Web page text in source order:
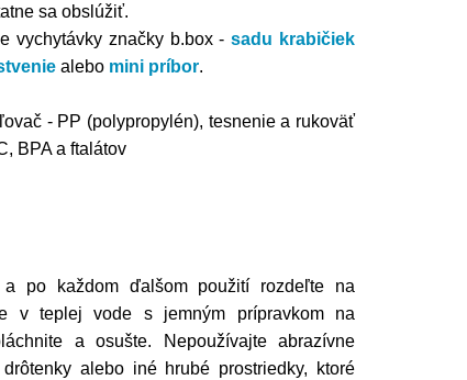
sa obslúžiť.
vychytávky značky b.box -sadu krabičiek
alebo mini príbor.
- PP (polypropylén), tesnenie a rukoväť
BPA a ftalátov
po každom ďalšom použití rozdeľte na
v teplej vode s jemným prípravkom na
a osušte. Nepoužívajte abrazívne
alebo iné hrubé prostriedky, ktoré